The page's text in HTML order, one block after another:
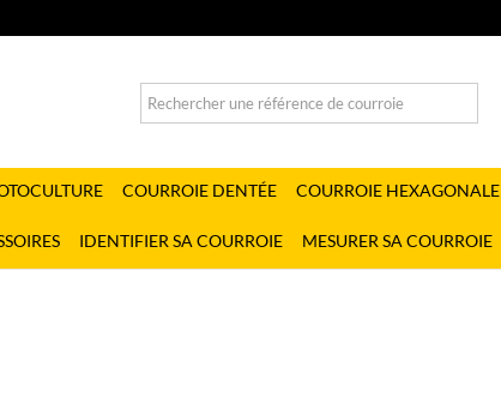
COURROIE DENTÉE COURROIE HEXAGONALE
IDENTIFIER SA COURROIE MESURER SA COURROIE